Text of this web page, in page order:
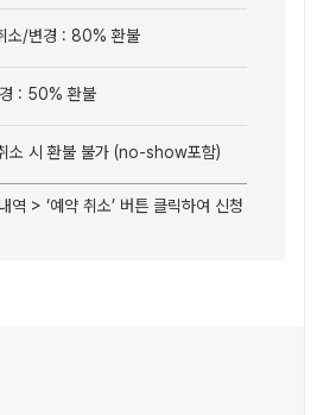
소/변경 : 80% 환불
: 50% 환불
소 시 환불 불가 (no-show포함)
역 > ‘예약 취소’ 버튼 클릭하여 신청